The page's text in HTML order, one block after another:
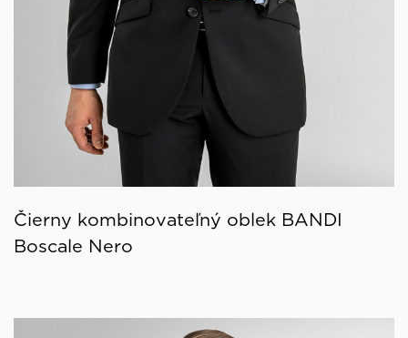
Čierny kombinovateľný oblek BANDI
Boscale Nero